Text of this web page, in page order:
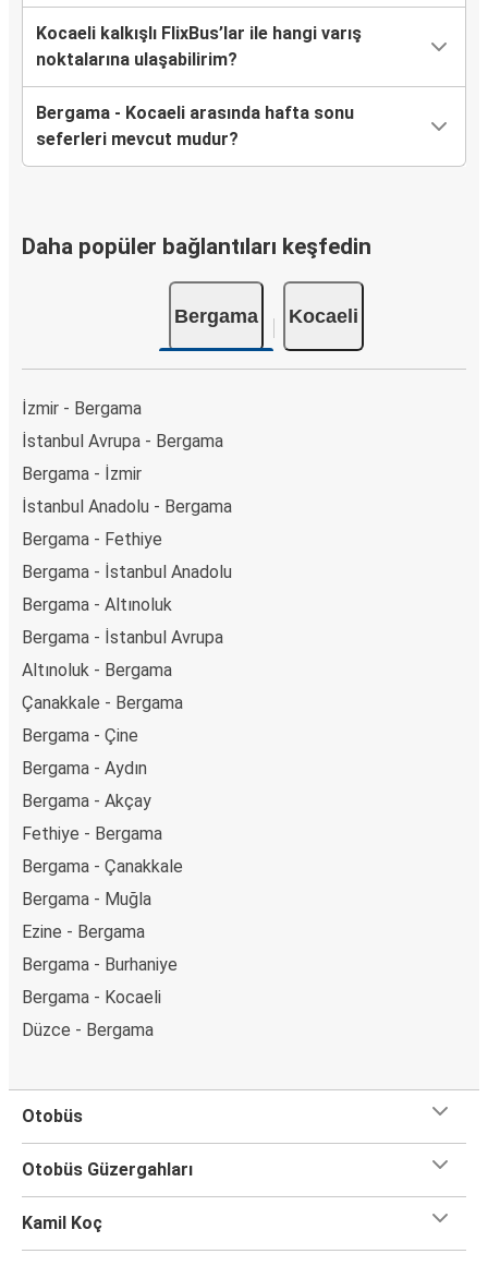
Kocaeli kalkışlı FlixBus’lar ile hangi varış
noktalarına ulaşabilirim?
Bergama - Kocaeli arasında hafta sonu
seferleri mevcut mudur?
Daha popüler bağlantıları keşfedin
Bergama Kocaeli
İzmir - Bergama
İstanbul Avrupa - Bergama
Bergama - İzmir
İstanbul Anadolu - Bergama
Bergama - Fethiye
Bergama - İstanbul Anadolu
Bergama - Altınoluk
Bergama - İstanbul Avrupa
Altınoluk - Bergama
Çanakkale - Bergama
Bergama - Çine
Bergama - Aydın
Bergama - Akçay
Fethiye - Bergama
Bergama - Çanakkale
Bergama - Muğla
Ezine - Bergama
Bergama - Burhaniye
Bergama - Kocaeli
Düzce - Bergama
Otobüs
Otobüs Güzergahları
Kamil Koç